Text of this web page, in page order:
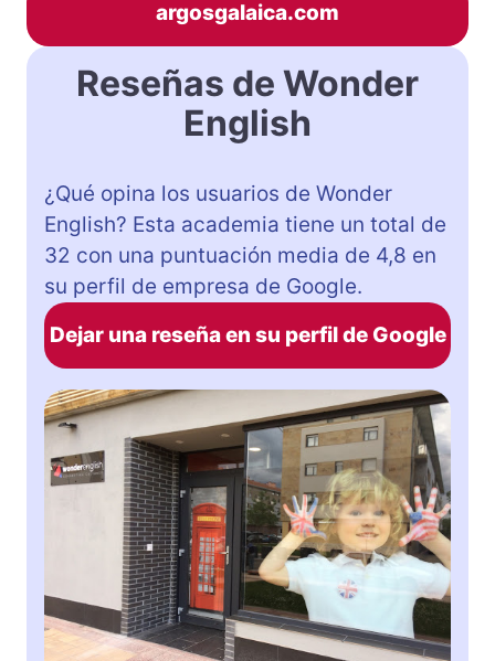
argosgalaica.com
Reseñas de Wonder
English
¿Qué opina los usuarios de Wonder
English? Esta academia tiene un total de
32 con una puntuación media de 4,8 en
su perfil de empresa de Google.
Dejar una reseña en su perfil de Google